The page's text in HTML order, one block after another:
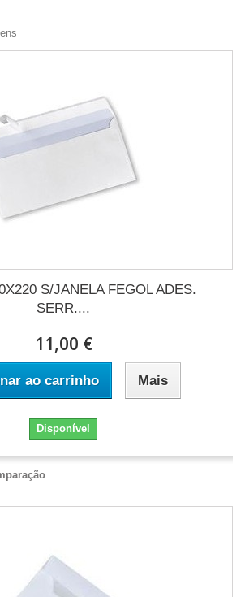
S/JANELA FEGOL ADES.
SERR....
11,00 €
ao carrinho Mais
Disponível